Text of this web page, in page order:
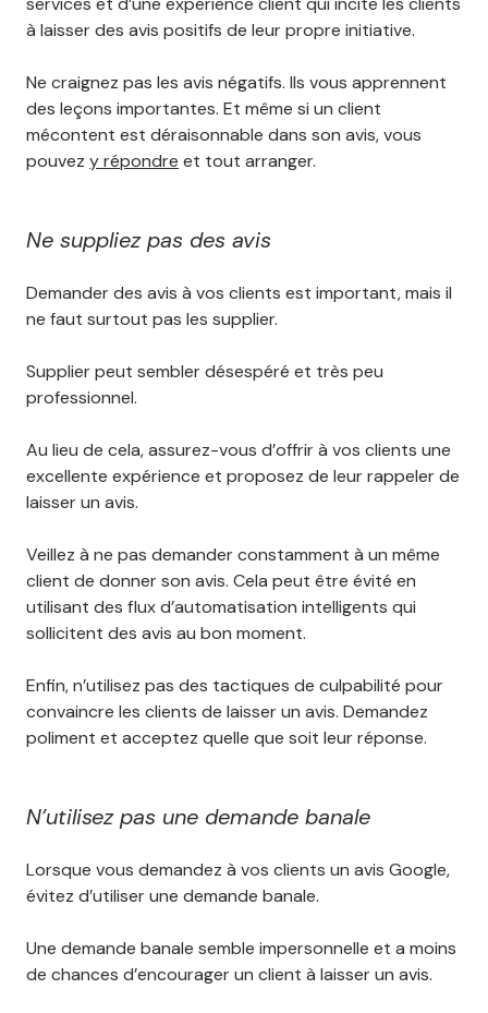
à laisser des avis positifs de leur propre initiative.
Ne craignez pas les avis négatifs. Ils vous apprennent
des leçons importantes. Et même si un client
mécontent est déraisonnable dans son avis, vous
pouvez y répondre et tout arranger.
Ne suppliez pas des avis
Demander des avis à vos clients est important, mais il
ne faut surtout pas les supplier.
Supplier peut sembler désespéré et très peu
professionnel.
Au lieu de cela, assurez-vous d’offrir à vos clients une
excellente expérience et proposez de leur rappeler de
laisser un avis.
Veillez à ne pas demander constamment à un même
client de donner son avis. Cela peut être évité en
utilisant des flux d’automatisation intelligents qui
sollicitent des avis au bon moment.
Enfin, n’utilisez pas des tactiques de culpabilité pour
convaincre les clients de laisser un avis. Demandez
poliment et acceptez quelle que soit leur réponse.
N’utilisez pas une demande banale
Lorsque vous demandez à vos clients un avis Google,
évitez d’utiliser une demande banale.
Une demande banale semble impersonnelle et a moins
de chances d’encourager un client à laisser un avis.